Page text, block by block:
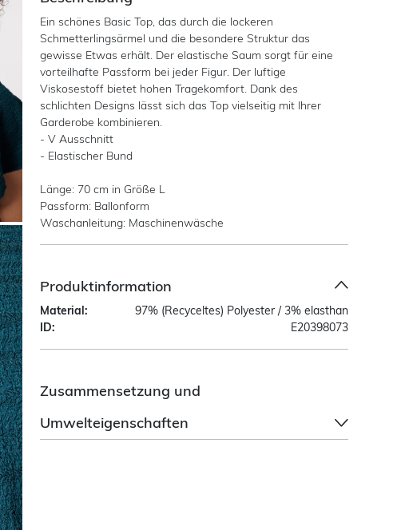
Ein schönes Basic Top, das durch die lockeren
Schmetterlingsärmel und die besondere Struktur das
gewisse Etwas erhält. Der elastische Saum sorgt für eine
vorteilhafte Passform bei jeder Figur. Der luftige
Viskosestoff bietet hohen Tragekomfort. Dank des
schlichten Designs lässt sich das Top vielseitig mit Ihrer
Garderobe kombinieren.
- V Ausschnitt
- Elastischer Bund
Länge: 70 cm in Größe L
Passform: Ballonform
Waschanleitung: Maschinenwäsche
Produktinformation
Material:
97% (Recyceltes) Polyester / 3% elasthan
ID:
E20398073
Zusammensetzung und
Umwelteigenschaften